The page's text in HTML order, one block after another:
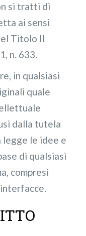
si tratti di
ai sensi
Titolo II
n. 633.
in qualsiasi
quale
dalla tutela
le idee e
di qualsiasi
compresi